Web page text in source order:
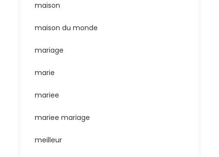
maison
maison du monde
mariage
marie
mariee
mariee mariage
meilleur